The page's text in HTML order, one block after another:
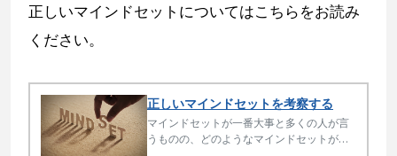
正しいマインドセットについてはこちらをお読み
ください。
正しいマインドセットを考察する
マインドセットが一番大事と多くの人が言
うものの、どのようなマインドセットが良